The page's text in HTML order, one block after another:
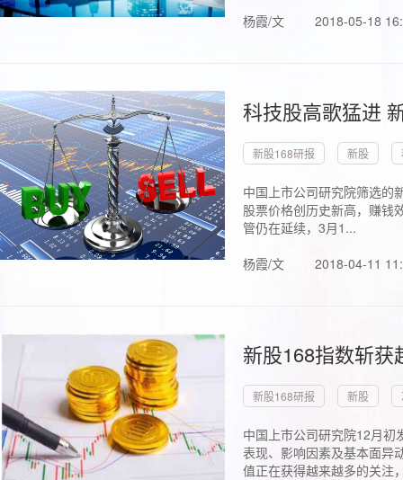
杨霞/文 2018-05-18
科技股高歌猛进
新股168研报 新股
中国上市公司研究院筛选的
股票价格创历史新高，赚钱
管仍在延续，3月1...
杨霞/文
2018-04-11
新股168指数斩
新股168研报 新股
中国上市公司研究院12月初
表现、影响因素及基本面异
值正在获得越来越多的关注